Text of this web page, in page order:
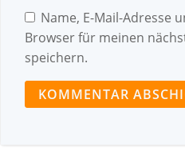
Name, E-Mail-Adresse
Browser für meinen
speichern.